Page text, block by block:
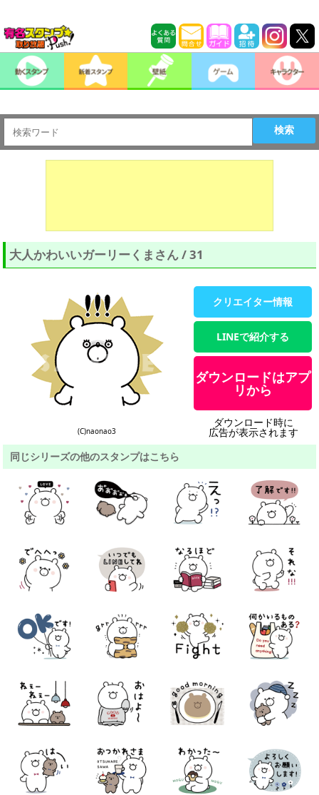
検索
大人かわいいガーリーくまさん / 31
(C)naonao3
クリエイター情報
LINEで紹介する
ダウンロードはアプ
リから
ダウンロード時に
広告が表示されます
同じシリーズの他のスタンプはこちら